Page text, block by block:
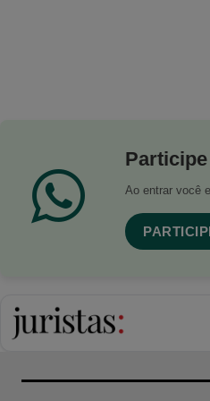
Ao entrar você